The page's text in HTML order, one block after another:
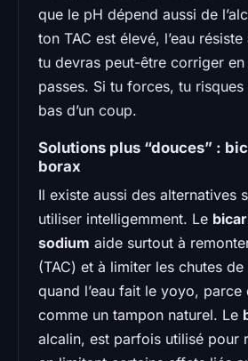
que le pH dépend aussi de
ton TAC est élevé, l’eau
tu devras peut-être corriger en
passes. Si tu forces, tu
bas d’un coup.
Solutions plus “douces” :
borax
Il existe aussi des alternatives
utiliser intelligemment. Le
sodium aide surtout à
(TAC) et à limiter les chutes de
quand l’eau fait le yoyo, parce
comme un tampon naturel. Le
alcalin, est parfois utilisé pour